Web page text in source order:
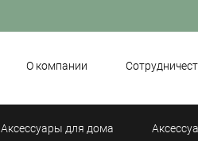
О компании
Аксессуары для дома